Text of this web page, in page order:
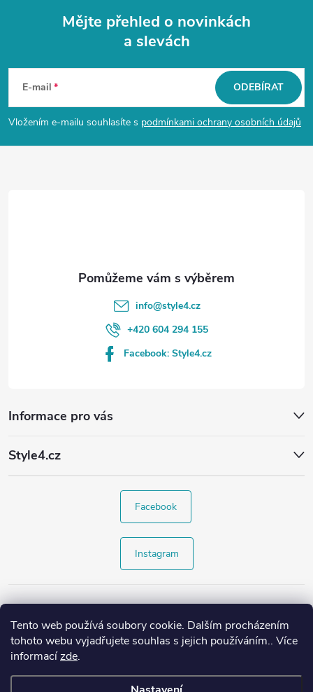
Tento web používá soubory cookie. Dalším procházením
tohoto webu vyjadřujete souhlas s jejich používáním.. Více
informacízde.
p
a
Mějte přehled o novinkách
a slevách
E-mail
Vložením e-mailu souhlasíte s podmínkami ochrany osobních údajů
ODEBÍRAT
Informace pro vás
Style4.cz
info@style4.cz
+420 604 294 155
Facebook: Style4.cz
Facebook
Instagram